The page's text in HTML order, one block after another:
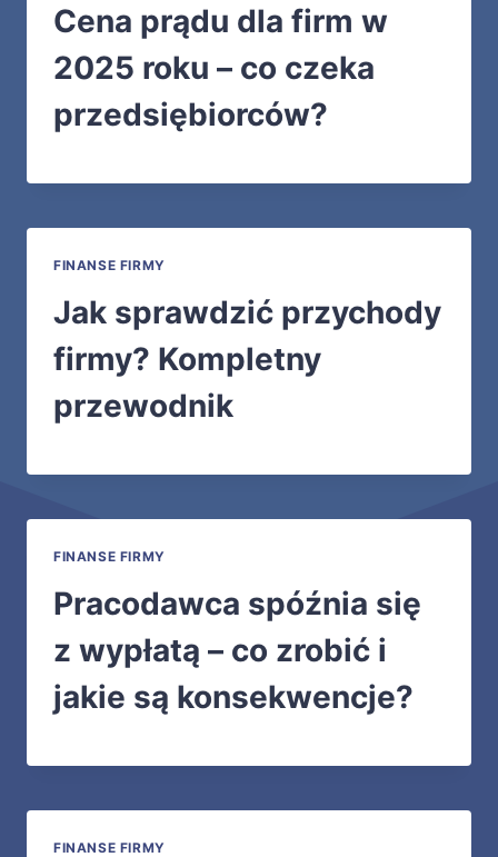
Cena prądu dla firm w
2025 roku – co czeka
przedsiębiorców?
FINANSE FIRMY
Jak sprawdzić przychody
firmy? Kompletny
przewodnik
FINANSE FIRMY
Pracodawca spóźnia się
z wypłatą – co zrobić i
jakie są konsekwencje?
FINANSE FIRMY